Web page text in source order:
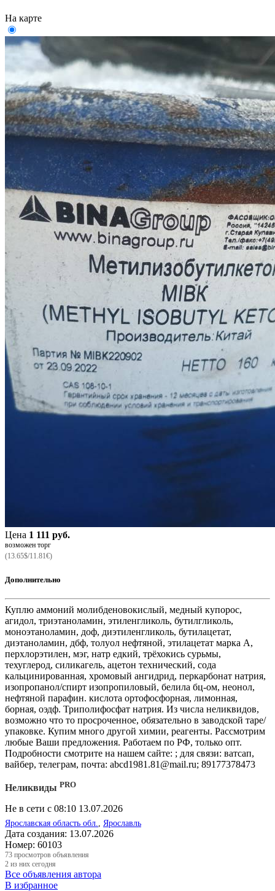
На карте
Цена 1 111 руб.
возможен торг
(13.65$/11.81€)
Дополнительно
Куплю аммоний молибденовокислый, медный купорос,
агидол, триэтаноламин, этиленгликоль, бутилгликоль,
моноэтаноламин, доф, диэтиленгликоль, бутилацетат,
диэтаноламин, дбф, толуол нефтяной, этилацетат марка А,
перхлорэтилен, мэг, натр едкий, трёхокись сурьмы,
техуглерод, силикагель, ацетон технический, сода
кальцинированная, хромовый ангидрид, перкарбонат натрия,
изопропанол/спирт изопропиловый, белила бц-ом, неонол,
нефтяной парафин. кислота ортофосфорная, лимонная,
борная, оэдф. Триполифосфат натрия. Из числа неликвидов,
возможно что то просроченное, обязательно в заводской таре/
упаковке. Купим много другой химии, реагенты. Рассмотрим
любые Ваши предложения. Работаем по РФ, только опт.
Подробности смотрите на нашем сайте: ; для связи: ватсап,
вайбер, телеграм, почта: abcd1981.81@mail.ru; 89177378473
Неликвиды PRO
Не в сети с 08:10 13.07.2026
Ярославская область обл., Ярославль
Дата создания: 13.07.2026
Номер: 60103
73 просмотров объявления
2 из них сегодня
Все объявления автора
В избранное